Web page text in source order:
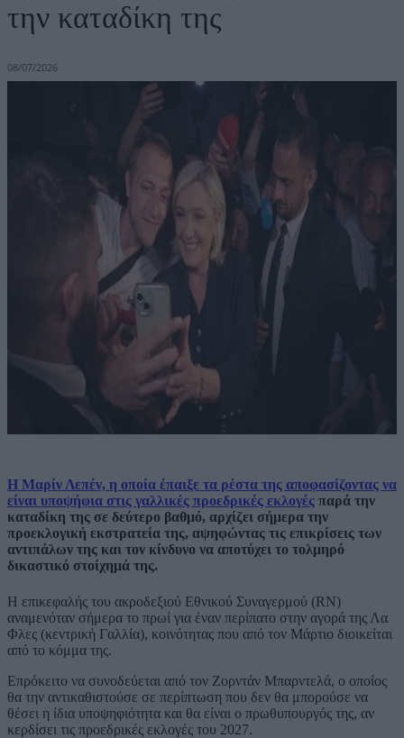
την καταδίκη της
08/07/2026
Η Μαρίν Λεπέν, η οποία έπαιξε τα ρέστα της αποφασίζοντας να
είναι υποψήφια στις γαλλικές προεδρικές εκλογές παρά την
καταδίκη της σε δεύτερο βαθμό, αρχίζει σήμερα την
προεκλογική εκστρατεία της, αψηφώντας τις επικρίσεις των
αντιπάλων της και τον κίνδυνο να αποτύχει το τολμηρό
δικαστικό στοίχημά της.
Η επικεφαλής του ακροδεξιού Εθνικού Συναγερμού (RN)
αναμενόταν σήμερα το πρωί για έναν περίπατο στην αγορά της Λα
Φλες (κεντρική Γαλλία), κοινότητας που από τον Μάρτιο διοικείται
από το κόμμα της.
Επρόκειτο να συνοδεύεται από τον Ζορντάν Μπαρντελά, ο οποίος
θα την αντικαθιστούσε σε περίπτωση που δεν θα μπορούσε να
θέσει η ίδια υποψηφιότητα και θα είναι ο πρωθυπουργός της, αν
κερδίσει τις προεδρικές εκλογές του 2027.